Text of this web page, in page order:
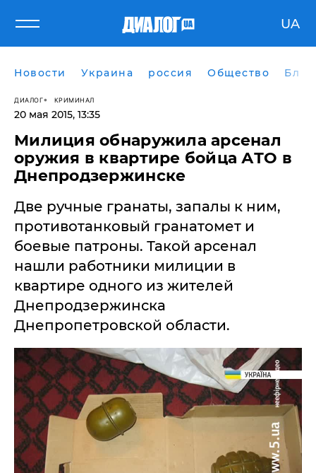
UA
Новости Украина россия Общество
ДИАЛОГ КРИМИНАЛ
20 мая 2015, 13:35
Милиция обнаружила арсенал
оружия в квартире бойца АТО в
Днепродзержинске
Две ручные гранаты, запалы к ним,
противотанковый гранатомет и
боевые патроны. Такой арсенал
нашли работники милиции в
квартире одного из жителей
Днепродзержинска
Днепропетровской области.